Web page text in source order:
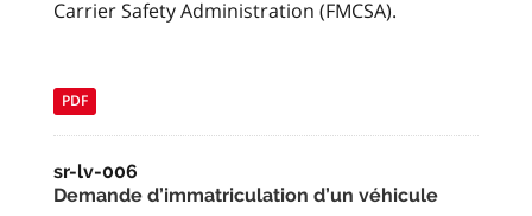
Carrier Safety Administration (FMCSA).
PDF
sr-lv-006
Demande d’immatriculation d’un véhicule